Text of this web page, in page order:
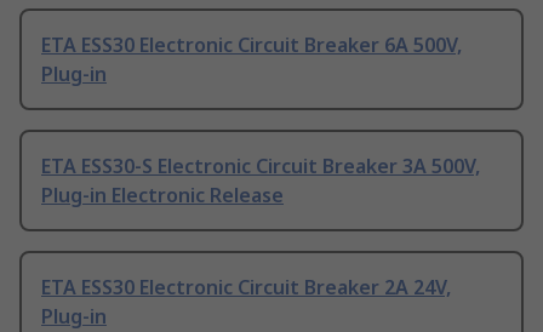
ETA ESS30 Electronic Circuit Breaker 6A 500V,
Plug-in
ETA ESS30-S Electronic Circuit Breaker 3A 500V,
Plug-in Electronic Release
ETA ESS30 Electronic Circuit Breaker 2A 24V,
Plug-in